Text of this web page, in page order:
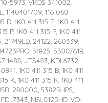
5973, VKDS 341002,
1140401709, 116 060
1K0 411 315 E, 1K0 411
P, 1K0 411 315 P, 1K0 411
21749LD, 24122, 260339,
51825, 53007618,
1488, JTS483, KDL6732,
1K0 411 315 B, 1K0 411
K, 1K0 411 315 K, 1K0 411
280000, 53825HPS,
MSL0125HD, VO-